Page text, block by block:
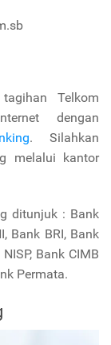
Telkom
dengan
. Silahkan
melalui kantor
ditunjuk : Bank
Bank BRI, Bank
Bank CIMB
Permata.